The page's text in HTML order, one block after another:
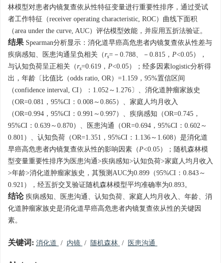
林模型对患者内镜复查依从性特征变量进行重要性排序，通过受试
者工作特征（receiver operating characteristic, ROC）曲线下面积
（area under the curve, AUC）评估模型效能，并应用五折法验证。
结果 Spearman分析显示：消化道早癌高危患者内镜复查依从性差与
疾病感知、医患沟通呈负相关（rs=－0.788、－0.815， P<0.05），
与认知负荷呈正相关（rs=0.619， P<0.05）；经多因素logistic分析得
出，年龄〔比值比（odds ratio, OR）=1.159，95%置信区间
（confidence interval, CI）：1.052～1.276〕、消化道肿瘤家族史
（OR=0.081，95%CI：0.008～0.865）、家庭人均月收入
（OR=0.994，95%CI：0.991～0.997）、疾病感知（OR=0.745，
95%CI：0.639～0.870）、医患沟通（OR=0.694，95%CI：0.602～
0.801）、认知负荷（OR=1.351，95%CI：1.136～1.608）是消化道
早癌高危患者内镜复查依从性的影响因素（P<0.05）；随机森林模
型变量重要性排序为医患沟通>疾病感知>认知负荷>家庭人均月收入
>年龄>消化道肿瘤家族史，其预测AUC为0.899（95%CI：0.843～
0.921），经五折交叉验证随机森林模型平均准确率为0.893。
结论 疾病感知、医患沟通、认知负荷、家庭人均月收入、年龄、消
化道肿瘤家族史是消化道早癌高危患者内镜复查依从性的关键因
素。
关键词: 消化道 / 内镜 / 随机森林 / 医患沟通